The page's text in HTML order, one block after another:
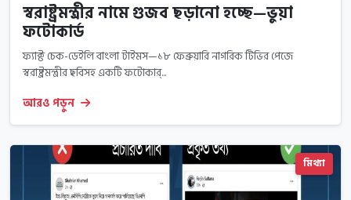
স্বরাষ্ট্রমন্ত্রীর নামে গুজব ছড়ানো হচ্ছে—ভুয়া
ফটোকার্ড
ফ্যাক্ট চেক-ডেইলি বাংলা টাইমস—১৮ ফেব্রুয়ারি নাগরিক টিভির পেজে
স্বরাষ্ট্রমন্ত্রীর ছবিসহ একটি ফটোকার্...
আরও পড়ুন
মিথ্যা